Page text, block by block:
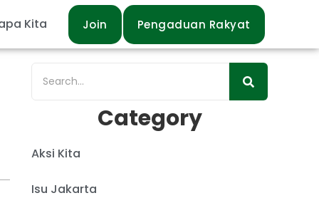
Kita Join Pengaduan Rakyat
Category
Aksi Kita
Isu Jakarta